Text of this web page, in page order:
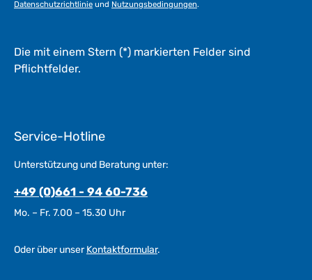
Datenschutzrichtlinie und Nutzungsbedingungen.
Die mit einem Stern (*) markierten Felder sind
Pflichtfelder.
Service-Hotline
Unterstützung und Beratung unter:
+49 (0)661 - 94 60-736
Mo. – Fr. 7.00 – 15.30 Uhr
Oder über unserKontaktformular.